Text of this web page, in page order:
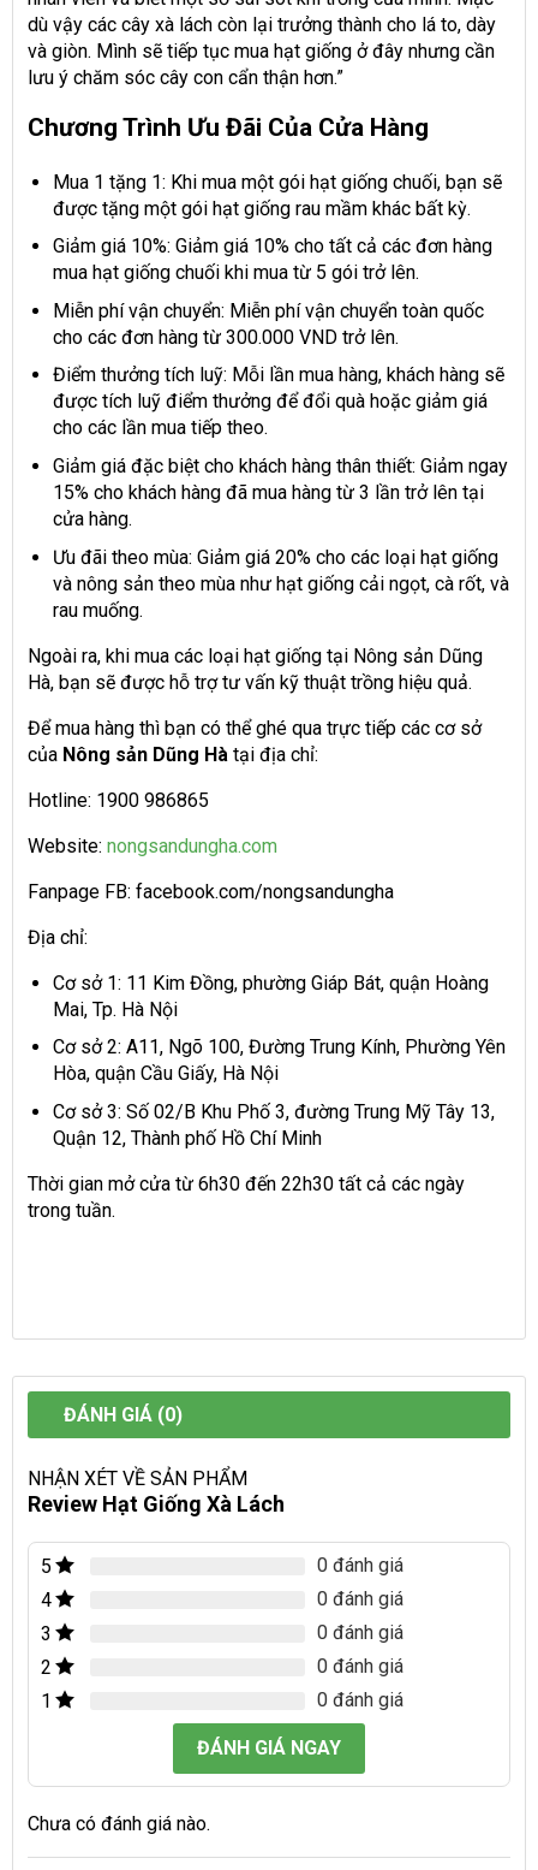
dù vậy các cây xà lách còn lại trưởng thành cho lá to, dày
và giòn. Mình sẽ tiếp tục mua hạt giống ở đây nhưng cần
lưu ý chăm sóc cây con cẩn thận hơn.”
Chương Trình Ưu Đãi Của Cửa Hàng
Mua 1 tặng 1: Khi mua một gói hạt giống chuối, bạn sẽ
được tặng một gói hạt giống rau mầm khác bất kỳ.
Giảm giá 10%: Giảm giá 10% cho tất cả các đơn hàng
mua hạt giống chuối khi mua từ 5 gói trở lên.
Miễn phí vận chuyển: Miễn phí vận chuyển toàn quốc
cho các đơn hàng từ 300.000 VND trở lên.
Điểm thưởng tích luỹ: Mỗi lần mua hàng, khách hàng sẽ
được tích luỹ điểm thưởng để đổi quà hoặc giảm giá
cho các lần mua tiếp theo.
Giảm giá đặc biệt cho khách hàng thân thiết: Giảm ngay
15% cho khách hàng đã mua hàng từ 3 lần trở lên tại
cửa hàng.
Ưu đãi theo mùa: Giảm giá 20% cho các loại hạt giống
và nông sản theo mùa như hạt giống cải ngọt, cà rốt, và
rau muống.
Ngoài ra, khi mua các loại hạt giống tại Nông sản Dũng
Hà, bạn sẽ được hỗ trợ tư vấn kỹ thuật trồng hiệu quả.
Để mua hàng thì bạn có thể ghé qua trực tiếp các cơ sở
của Nông sản Dũng Hà tại địa chỉ:
Hotline: 1900 986865
Website: nongsandungha.com
Fanpage FB: facebook.com/nongsandungha
Địa chỉ:
Cơ sở 1: 11 Kim Đồng, phường Giáp Bát, quận Hoàng
Mai, Tp. Hà Nội
Cơ sở 2: A11, Ngõ 100, Đường Trung Kính, Phường Yên
Hòa, quận Cầu Giấy, Hà Nội
Cơ sở 3: Số 02/B Khu Phố 3, đường Trung Mỹ Tây 13,
Quận 12, Thành phố Hồ Chí Minh
Thời gian mở cửa từ 6h30 đến 22h30 tất cả các ngày
trong tuần.
ĐÁNH GIÁ (0)
NHẬN XÉT VỀ SẢN PHẨM
Review Hạt Giống Xà Lách
5
0 đánh giá
4
0 đánh giá
3
0 đánh giá
2
0 đánh giá
1
0 đánh giá
ĐÁNH GIÁ NGAY
Chưa có đánh giá nào.